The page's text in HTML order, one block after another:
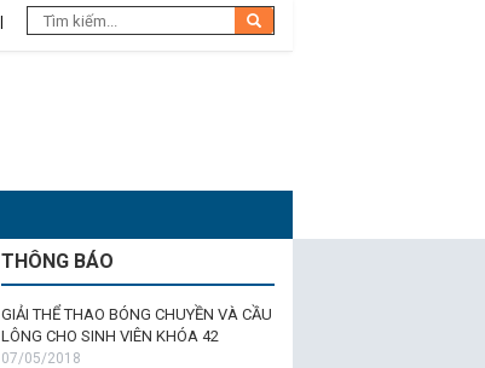
THÔNG BÁO
GIẢI THỂ THAO BÓNG CHUYỀN VÀ CẦU
LÔNG CHO SINH VIÊN KHÓA 42
07/05/2018